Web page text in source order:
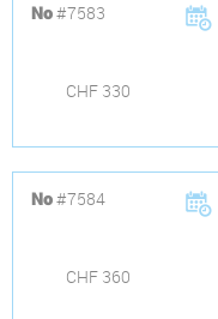
No#7583
CHF 330
No#7584
CHF 360